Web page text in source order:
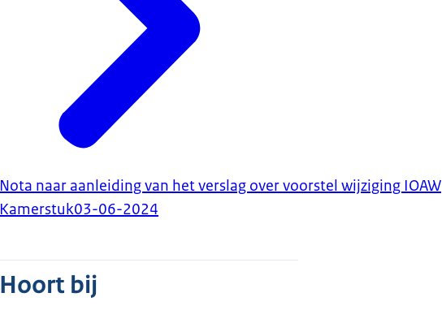
Nota naar aanleiding van het verslag over voorstel wijziging IOAW
Kamerstuk03-06-2024
Hoort bij